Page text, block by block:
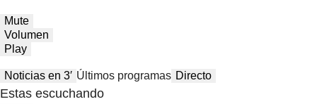
Mute
Volumen
Play
Noticias en 3′ Últimos programas Directo
Estas escuchando